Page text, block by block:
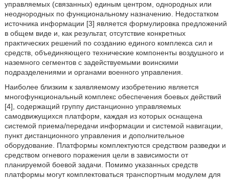
управляемых (связанных) единым центром, однородных или
неоднородных по функциональному назначению. Недостатком
источника информации [3] является формулировка предложений
в общем виде и, как результат, отсутствие конкретных
практических решений по созданию единого комплекса сил и
средств, объединяющего технические компоненты воздушного и
наземного сегментов с задействуемыми воинскими
подразделениями и органами военного управления.
Наиболее близким к заявляемому изобретению является
многофункциональный комплекс обеспечения боевых действий
[4], содержащий группу дистанционно управляемых
самодвижущихся платформ, каждая из которых оснащена
системой приема/передачи информации и системой навигации,
пункт дистанционного управления и дополнительное
оборудование. Платформы комплектуются средством разведки и
средством огневого поражения цели в зависимости от
планируемой боевой задачи. Помимо указанных средств
платформы могут комплектоваться транспортным модулем для